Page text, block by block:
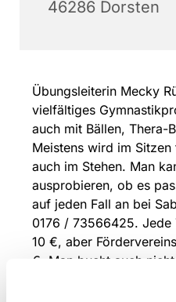
46286 Dorsten
Übungsleiterin Mecky
vielfältiges
auch mit Bällen, Thera-
Meistens wird im
auch im Stehen. Man
ausprobieren, ob es
auf jeden Fall an bei
0176 / 73566425. Jede
10 €, aber
€. Man bucht auch
Festpreis, sondern